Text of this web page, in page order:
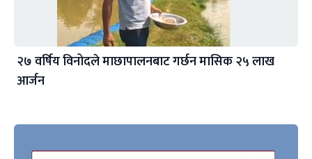
२७ वर्षिय विनोदले माछापालनबाट गर्छन मासिक २५ लाख
आर्जन